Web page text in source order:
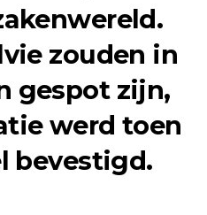
zouden in
gespot zijn,
werd toen
bevestigd.